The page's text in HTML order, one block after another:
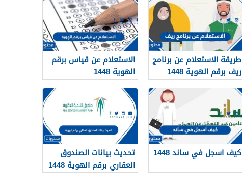
طريقة الاستعلام عن برنامج
ريف برقم الهوية 1448
الاستعلام عن قياس برقم
الهوية 1448
services.qiyas.sa
كيف اسجل في ساند 1448
تحديث بيانات الصندوق
العقاري برقم الهوية 1448
الرابط والخطوات